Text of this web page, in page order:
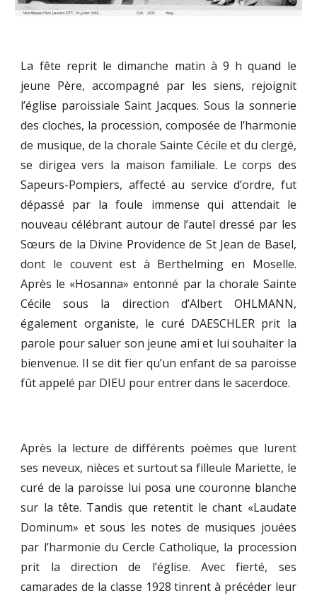
La fête reprit le dimanche matin à 9 h quand le
jeune Père, accompagné par les siens, rejoignit
l’église paroissiale Saint Jacques. Sous la sonnerie
des cloches, la procession, composée de l’harmonie
de musique, de la chorale Sainte Cécile et du clergé,
se dirigea vers la maison familiale. Le corps des
Sapeurs-Pompiers, affecté au service d’ordre, fut
dépassé par la foule immense qui attendait le
nouveau célébrant autour de l’autel dressé par les
Sœurs de la Divine Providence de St Jean de Basel,
dont le couvent est à Berthelming en Moselle.
Après le «Hosanna» entonné par la chorale Sainte
Cécile sous la direction d’Albert OHLMANN,
également organiste, le curé DAESCHLER prit la
parole pour saluer son jeune ami et lui souhaiter la
bienvenue. Il se dit fier qu’un enfant de sa paroisse
fût appelé par DIEU pour entrer dans le sacerdoce.
Après la lecture de différents poèmes que lurent
ses neveux, nièces et surtout sa filleule Mariette, le
curé de la paroisse lui posa une couronne blanche
sur la tête. Tandis que retentit le chant «Laudate
Dominum» et sous les notes de musiques jouées
par l’harmonie du Cercle Catholique, la procession
prit la direction de l’église. Avec fierté, ses
camarades de la classe 1928 tinrent à précéder leur